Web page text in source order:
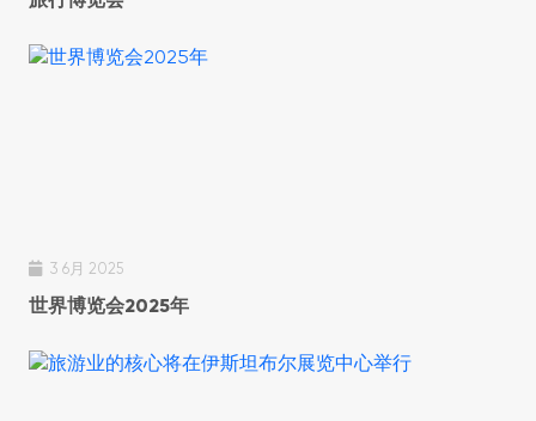
3 6月 2025
世界博览会2025年